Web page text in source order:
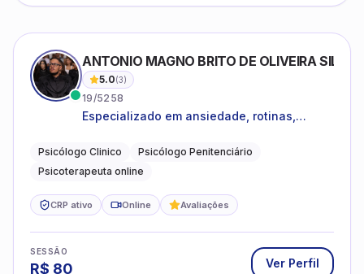
ANTONIO MAGNO BRITO DE OLIVEIRA SILVA
5.0(3)
19/5258
Especializado em ansiedade, rotinas,
familiares e questões comportamentais.
Psicólogo Clinico
Psicólogo Penitenciário
Psicoterapeuta online
CRP ativo Online Avaliações
SESSÃO
R$ 80 Ver Perfil